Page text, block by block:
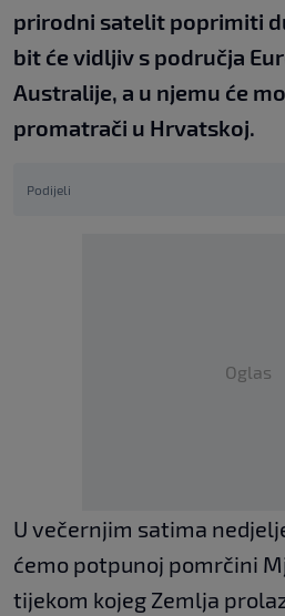
prirodni satelit poprimiti
bit će vidljiv s područja
Australije, a u njemu će
promatrači u Hrvatskoj.
Podijeli
Oglas
U večernjim satima
ćemo potpunoj pomrčini
tijekom kojeg Zemlja